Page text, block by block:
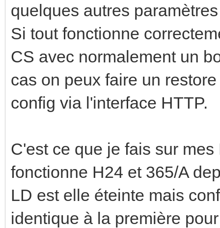
quelques autres
Si tout fonctionne
CS avec normalement un
cas on peux faire un
config via l'interface HTTP.
C'est ce que je fais sur
fonctionne H24 et 365/A
LD est elle éteinte mais
identique à la première